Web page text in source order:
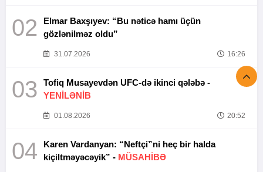
02
Elmar Baxşıyev: “Bu nəticə hamı üçün
gözlənilməz oldu”
31.07.2026 16:26
03
Tofiq Musayevdən UFC-də ikinci qələbə -
YENİLƏNİB
01.08.2026 20:52
04
Karen Vardanyan: “Neftçi”ni heç bir halda
kiçiltməyəcəyik” - MÜSAHİBƏ